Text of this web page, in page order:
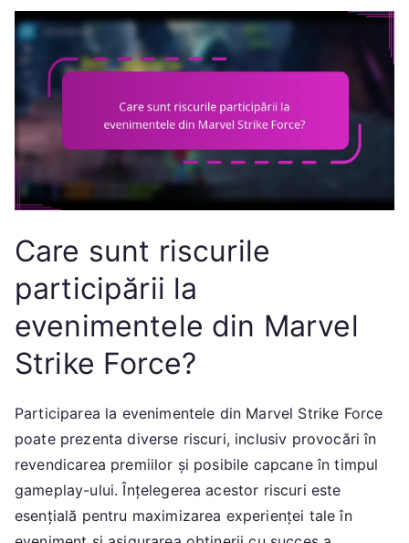
Care sunt riscurile
participării la
evenimentele din Marvel
Strike Force?
Participarea la evenimentele din Marvel Strike Force
poate prezenta diverse riscuri, inclusiv provocări în
revendicarea premiilor și posibile capcane în timpul
gameplay-ului. Înțelegerea acestor riscuri este
esențială pentru maximizarea experienței tale în